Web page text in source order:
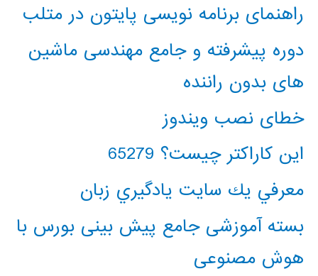
راهنمای برنامه نویسی پایتون در متلب
دوره پیشرفته و جامع مهندسی ماشین
های بدون راننده
خطای نصب ویندوز
این کاراکتر چیست؟ 65279
معرفي يك سايت يادگيري زبان
بسته آموزشی جامع پیش بینی بورس با
هوش مصنوعی